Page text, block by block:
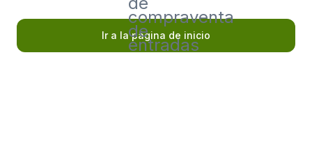
compraventa
de
entradas
Ir a la página de inicio